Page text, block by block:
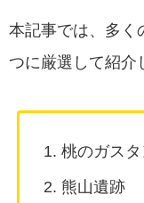
本記事では、多く
つに厳選して紹介
桃のガスタ
熊山遺跡